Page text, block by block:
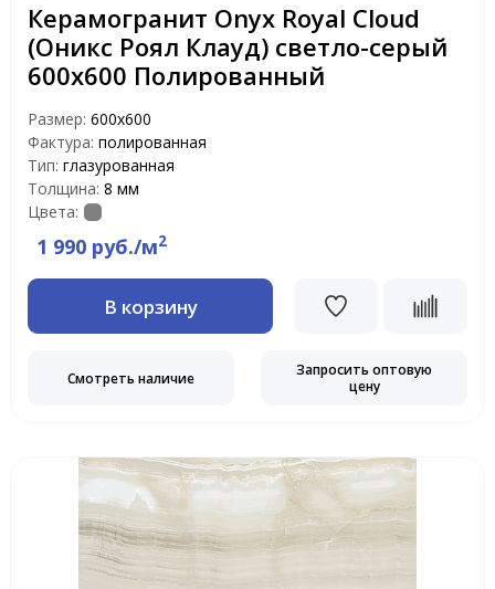
Керамогранит Onyx Royal Cloud
(Оникс Роял Клауд) светло-серый
600x600 Полированный
Размер: 600x600
Фактура: полированная
Тип: глазурованная
Толщина: 8 мм
Цвета:
1 990 руб./м2
В корзину
Смотреть наличие
Запросить оптовую
цену